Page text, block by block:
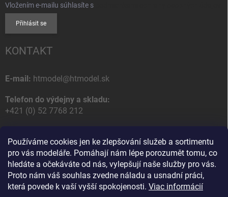
Používáme cookies jen ke zlepšování služeb a sortimentu
pro vás modeláře. Pomáhají nám lépe porozumět tomu, co
hledáte a očekáváte od nás, vylepšují naše služby pro vás.
Proto nám váš souhlas zvedne náladu a usnadní práci,
která povede k vaší vyšší spokojenosti. Viac informácií
Vložením e-mailu súhlasíte s
Přihlásit se
KONTAKT
E-mail: htmodel@htmodel.sk
Telefon do výdejny a skladu:
+421 (0) 52 7768 212
HT model
Na letisko 49
058 01 Poprad
Slovenská Republika